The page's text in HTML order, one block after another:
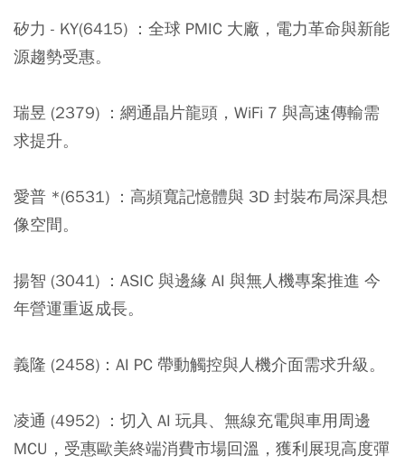
矽力 - KY(6415) ： 全球 PMIC 大廠，電力革命與新能
源趨勢受惠。
瑞昱 (2379) ： 網通晶片龍頭，WiFi 7 與高速傳輸需
求提升。
愛普 *(6531) ： 高頻寬記憶體與 3D 封裝布局深具想
像空間。
揚智 (3041) ： ASIC 與邊緣 AI 與無人機專案推進 今
年營運重返成長。
義隆 (2458)： AI PC 帶動觸控與人機介面需求升級。
凌通 (4952) ： 切入 AI 玩具、無線充電與車用周邊
MCU，受惠歐美終端消費市場回溫，獲利展現高度彈